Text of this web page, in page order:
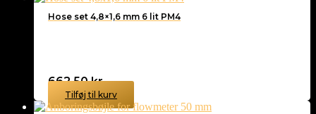
Hose set 4,8×1,6 mm 6 lit PM4
662,50kr.
Tilføj til kurv